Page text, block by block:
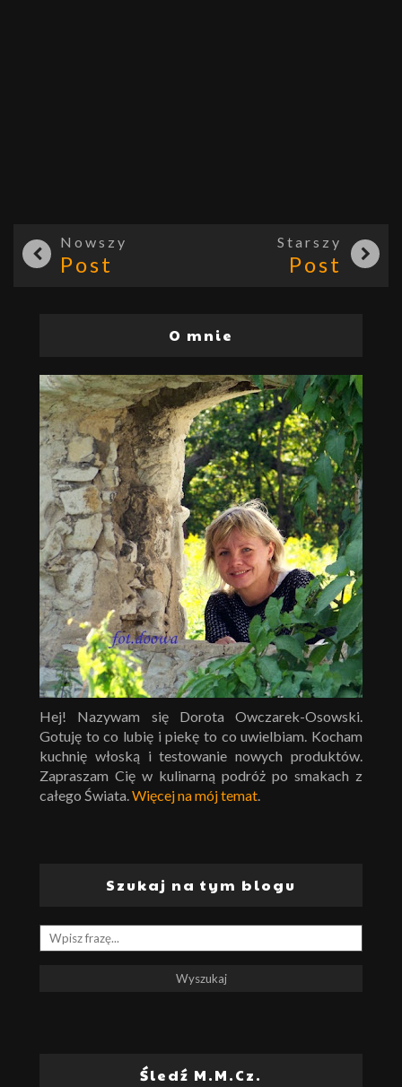
Nowszy
Post
Starszy
Post
O mnie
Hej! Nazywam się Dorota Owczarek-Osowski.
Gotuję to co lubię i piekę to co uwielbiam. Kocham
kuchnię włoską i testowanie nowych produktów.
Zapraszam Cię w kulinarną podróż po smakach z
całego Świata. Więcej na mój temat
Szukaj na tym blogu
Śledź M.M.Cz.